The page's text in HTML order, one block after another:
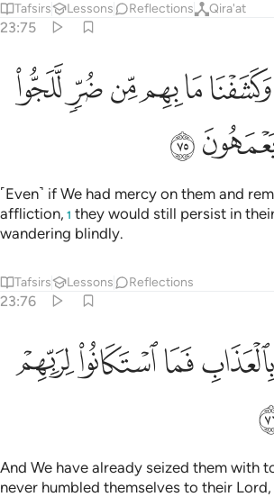
Tafsirs Lessons Reflections Qira'at
23:75
بهم من ضر للجوا في طغيانهم يعمهون ٧٥
مَا بِهِم مِّن ضُرٍّۢ لَّلَجُّوا۟ فِى طُغْيَـٰنِهِمْ يَعْمَهُونَ
ﱄﱅﱆﱇﱈﱉ
ﱍ
˹Even˺ if We had mercy on them and
affliction, 1 they would still persist in
wandering blindly.
Tafsirs Lessons Reflections
23:76
استكانوا لربهم وما يتضرعون ٧٦
ٱسْتَكَانُوا۟ لِرَبِّهِمْ وَمَا يَتَضَرَّعُونَ ٧٦
ﱑﱒﱓ
And We have already seized them with
never humbled themselves to their